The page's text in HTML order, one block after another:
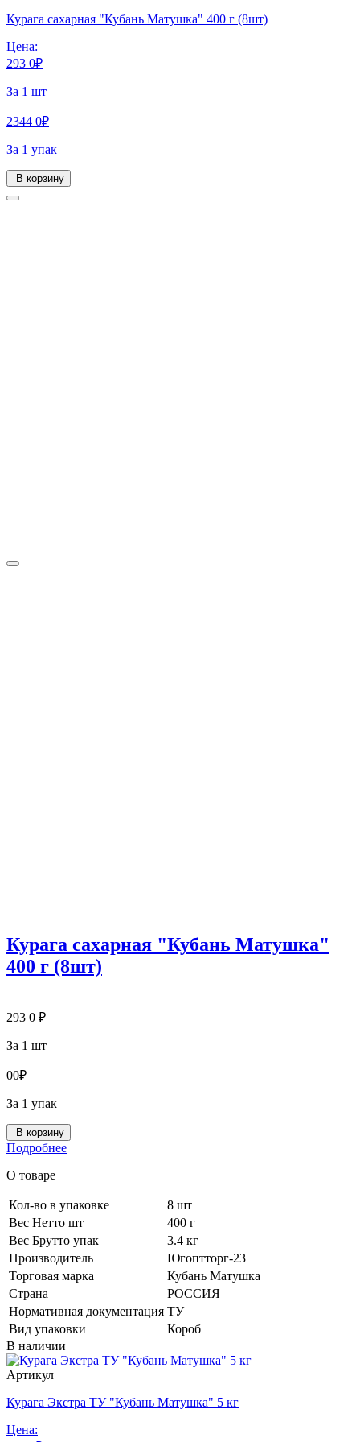
Курага сахарная "Кубань Матушка" 400 г (8шт)
Цена:
293 0₽
За 1 шт
2344 0₽
За 1 упак
В корзину
Курага сахарная "Кубань Матушка"
400 г (8шт)
293 0 ₽
За 1 шт
00₽
За 1 упак
В корзину
Подробнее
О товаре
Кол-во в упаковке
8 шт
Вес Нетто шт
400 г
Вес Брутто упак
3.4 кг
Производитель
Югоптторг-23
Торговая марка
Кубань Матушка
Страна
РОССИЯ
Нормативная документация ТУ
Вид упаковки
Короб
В наличии
Артикул
Курага Экстра ТУ "Кубань Матушка" 5 кг
Цена: